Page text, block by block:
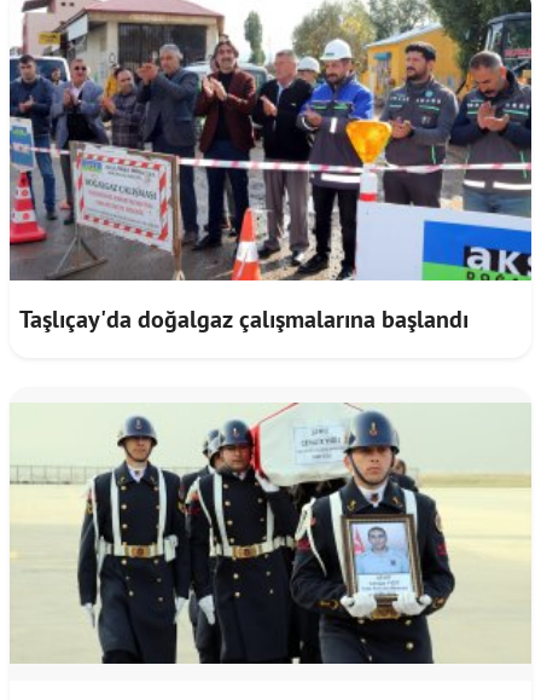
Taşlıçay'da doğalgaz çalışmalarına başlandı